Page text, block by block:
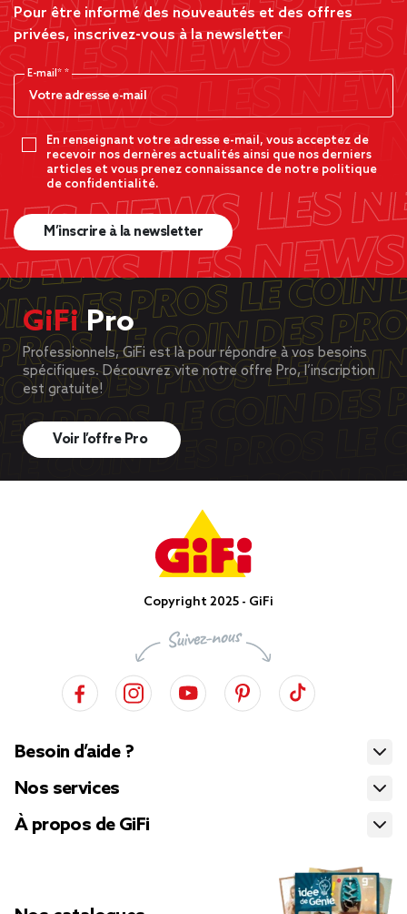
Pour être informé des nouveautés et des offres
privées, inscrivez-vous à la newsletter
E-mail*
En renseignant votre adresse e-mail, vous acceptez de
recevoir nos dernères actualités ainsi que nos derniers
articles et vous prenez connaissance de notre politique
de confidentialité.
M’inscrire à la newsletter
GiFiPro
Professionnels, GiFi est là pour répondre à vos besoins
spécifiques. Découvrez vite notre offre Pro, l’inscription
est gratuite!
Voir l’offre Pro
Copyright 2025 - GiFi
Besoin d’aide ?
Nos services
À propos de GiFi